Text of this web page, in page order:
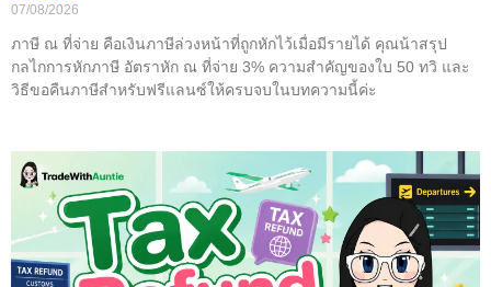
07/08/2026
ภาษี ณ ที่จ่าย คือเงินภาษีล่วงหน้าที่ถูกหักไว้เมื่อมีรายได้ คุณน้าสรุป
กลไกการหักภาษี อัตราหัก ณ ที่จ่าย 3% ความสำคัญของใบ 50 ทวิ และ
วิธีขอคืนภาษีสำหรับฟรีแลนซ์ให้ครบจบในบทความนี้ค่ะ